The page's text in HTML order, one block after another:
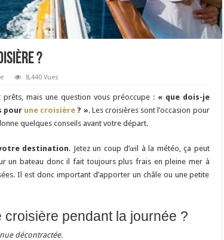
?
8,440 Vues
mais une question vous préoccupe : « que dois-je
pour une croisière ? ». Les croisières sont l’occasion pour
quelques conseils avant votre départ.
destination. Jetez un coup d’œil à la météo, ça peut
un bateau donc il fait toujours plus frais en pleine mer à
Il est donc important d’apporter un châle ou une petite
pendant la journée ?